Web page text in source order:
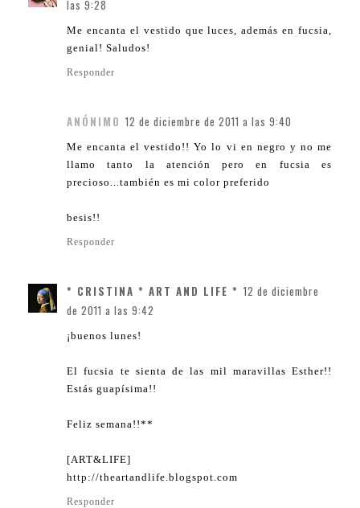
las 9:28
Me encanta el vestido que luces, además en fucsia,
genial! Saludos!
Responder
ANÓNIMO 12 de diciembre de 2011 a las 9:40
Me encanta el vestido!! Yo lo vi en negro y no me
llamo tanto la atención pero en fucsia es
precioso...también es mi color preferido
besis!!
Responder
* CRISTINA * ART AND LIFE * 12 de diciembre
de 2011 a las 9:42
¡buenos lunes!
El fucsia te sienta de las mil maravillas Esther!!
Estás guapísima!!
Feliz semana!!**
[ART&LIFE]
http://theartandlife.blogspot.com
Responder